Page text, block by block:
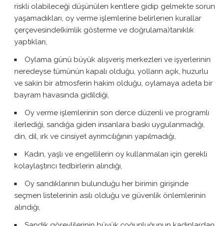
riskli olabileceği düşünülen kentlere gidip gelmekte sorun
yaşamadıkları, oy verme işlemlerine belirlenen kurallar
çerçevesinde(kimlik gösterme ve doğrulama)tanıklık
yaptıkları,
Oylama günü büyük alışveriş merkezleri ve işyerlerinin
neredeyse tümünün kapalı olduğu, yolların açık, huzurlu
ve sakin bir atmosferin hakim olduğu, oylamaya adeta bir
bayram havasında gidildiği,
Oy verme işlemlerinin son derce düzenli ve programlı
ilerlediği, sandığa giden insanlara baskı uygulanmadığı,
din, dil, ırk ve cinsiyet ayrımcılığının yapılmadığı,
Kadın, yaşlı ve engellilerin oy kullanmaları için gerekli
kolaylaştırıcı tedbirlerin alındığı,
Oy sandıklarının bulunduğu her birimin girişinde
seçmen listelerinin asılı olduğu ve güvenlik önlemlerinin
alındığı,